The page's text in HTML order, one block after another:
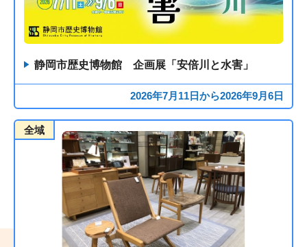
静岡市歴史博物館 企画展「安倍川と水害」
2026年7月11日から2026年9月6日
全域